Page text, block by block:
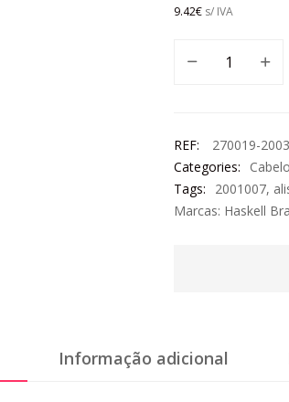
9.42€ s/ IVA
REF:
270019-
Categories:
Tags:
2001007,
Marcas: Haskell
Informação adicional